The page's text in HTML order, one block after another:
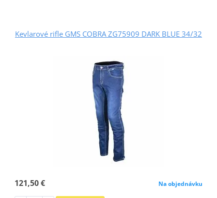
Kevlarové rifle GMS COBRA ZG75909 DARK BLUE 34/32
121,50 € Na objednávku